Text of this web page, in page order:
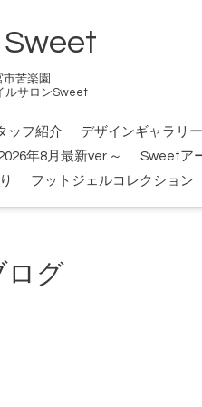
苦楽園
ルサロンSweet
ッフ紹介 デザインギャラリー
年8月最新ver.～
Sweetア
フットジェルコレクション
ログ